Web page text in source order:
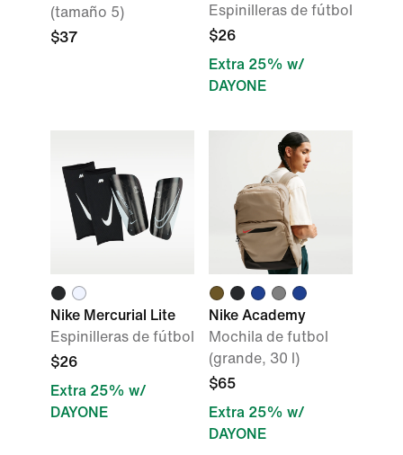
(tamaño 5)
$37
Espinilleras de fútbol
$26
Extra 25% w/
DAYONE
Nike Mercurial Lite
Espinilleras de fútbol
$26
Extra 25% w/
DAYONE
Nike Academy
Mochila de futbol
(grande, 30 l)
$65
Extra 25% w/
DAYONE